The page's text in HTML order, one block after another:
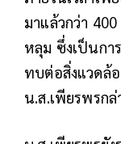
มาแล้วกว่า
หลุม ซึ่งเป็นกา
ทบต่อสิ่งแวดล้
น.ส.เพียรพรกล่